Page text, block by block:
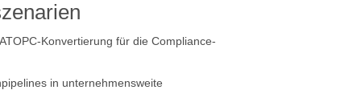
Konvertierung für die Compliance-
in unternehmensweite